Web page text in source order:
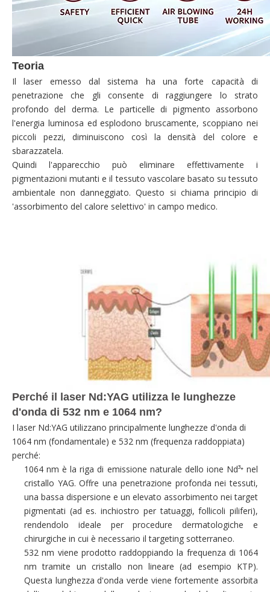
Teoria
Il laser emesso dal sistema ha una forte capacità di
penetrazione che gli consente di raggiungere lo strato
profondo del derma. Le particelle di pigmento assorbono
l'energia luminosa ed esplodono bruscamente, scoppiano nei
piccoli pezzi, diminuiscono così la densità del colore e
sbarazzatela.
Quindi l'apparecchio può eliminare effettivamente i
pigmentazioni mutanti e il tessuto vascolare basato su tessuto
ambientale non danneggiato. Questo si chiama principio di
'assorbimento del calore selettivo' in campo medico.
Perché il laser Nd:YAG utilizza le lunghezze
d'onda di 532 nm e 1064 nm?
I laser Nd:YAG utilizzano principalmente lunghezze d'onda di
1064 nm (fondamentale) e 532 nm (frequenza raddoppiata)
perché:
1064 nm è la riga di emissione naturale dello ione Nd³⁺ nel
cristallo YAG. Offre una penetrazione profonda nei tessuti,
una bassa dispersione e un elevato assorbimento nei target
pigmentati (ad es. inchiostro per tatuaggi, follicoli piliferi),
rendendolo ideale per procedure dermatologiche e
chirurgiche in cui è necessario il targeting sotterraneo.
532 nm viene prodotto raddoppiando la frequenza di 1064
nm tramite un cristallo non lineare (ad esempio KTP).
Questa lunghezza d'onda verde viene fortemente assorbita